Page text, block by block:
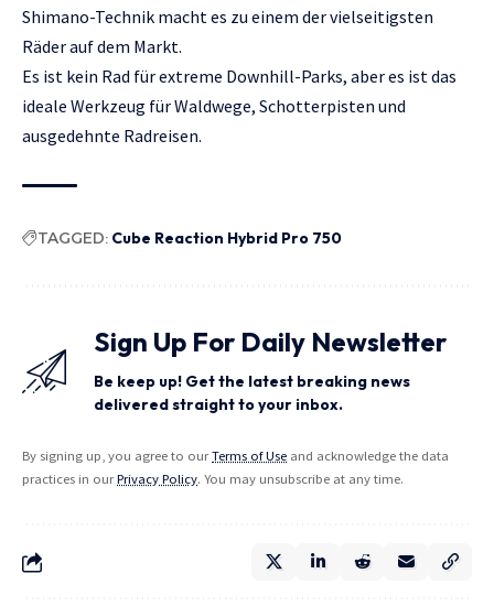
Shimano-Technik macht es zu einem der vielseitigsten
Räder auf dem Markt.
Es ist kein Rad für extreme Downhill-Parks, aber es ist das
ideale Werkzeug für Waldwege, Schotterpisten und
ausgedehnte Radreisen.
TAGGED: Cube Reaction Hybrid Pro 750
Sign Up For Daily Newsletter
Be keep up! Get the latest breaking news
delivered straight to your inbox.
By signing up, you agree to ourTerms of Use and acknowledge the data
practices in ourPrivacy Policy. You may unsubscribe at any time.